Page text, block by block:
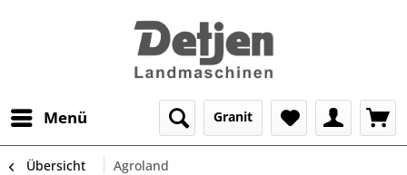
Menü Granit
Übersicht Agroland